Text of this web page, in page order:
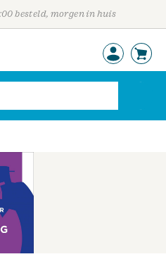
besteld, morgen in huis